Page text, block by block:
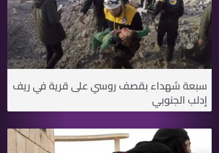
سبعة شهداء بقصف روسي على قرية في ريف
إدلب الجنوبي